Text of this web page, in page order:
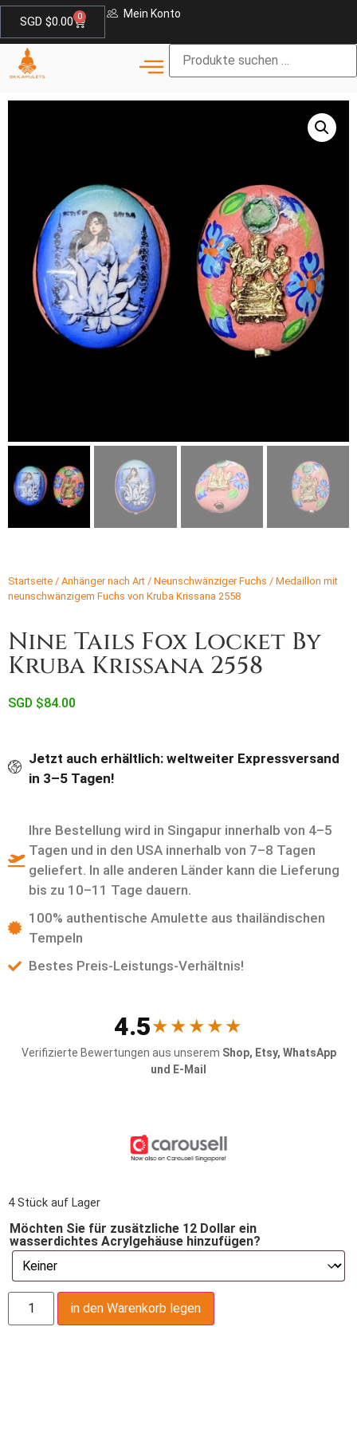
SGD $0.00 0 Mein Konto
Startseite / Anhänger nach Art / Neunschwänziger Fuchs / Medaillon mit
neunschwänzigem Fuchs von Kruba Krissana 2558
Nine Tails Fox Locket By
Kruba Krissana 2558
SGD $84.00
Jetzt auch erhältlich: weltweiter Expressversand
in 3–5 Tagen!
Ihre Bestellung wird in Singapur innerhalb von 4–5
Tagen und in den USA innerhalb von 7–8 Tagen
geliefert. In alle anderen Länder kann die Lieferung
bis zu 10–11 Tage dauern.
100% authentische Amulette aus thailändischen
Tempeln
Bestes Preis-Leistungs-Verhältnis!
4.5★★★★★
Verifizierte Bewertungen aus unserem Shop, Etsy, WhatsApp
und E-Mail
4 Stück auf Lager
Möchten Sie für zusätzliche 12 Dollar ein
wasserdichtes Acrylgehäuse hinzufügen?
in den Warenkorb legen